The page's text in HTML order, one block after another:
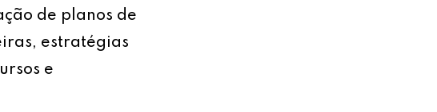
de planos de
estratégias
e